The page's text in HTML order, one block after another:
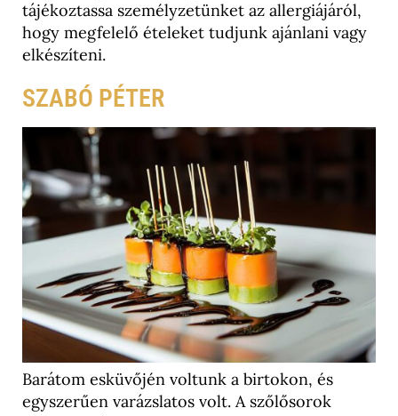
tájékoztassa személyzetünket az allergiájáról,
hogy megfelelő ételeket tudjunk ajánlani vagy
elkészíteni.
SZABÓ PÉTER
Barátom esküvőjén voltunk a birtokon, és
egyszerűen varázslatos volt. A szőlősorok